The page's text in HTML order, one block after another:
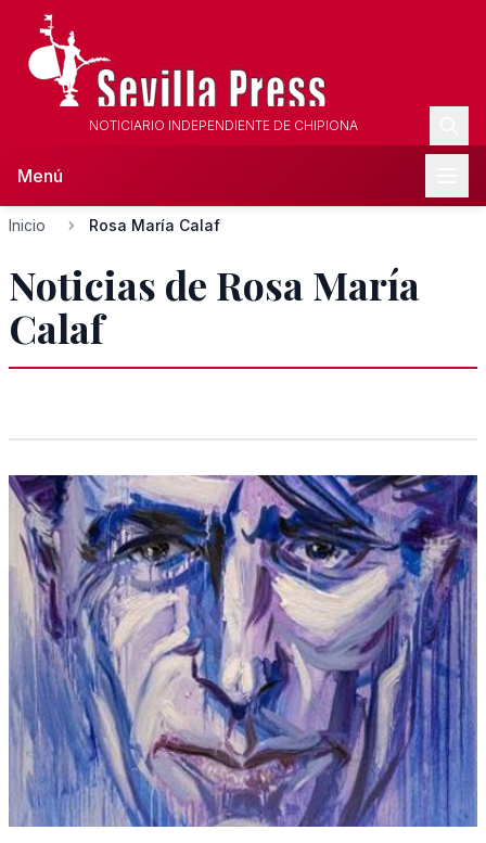
NOTICIARIO INDEPENDIENTE DE CHIPIONA
Menú
Inicio Rosa María Calaf
Noticias de Rosa María
Calaf